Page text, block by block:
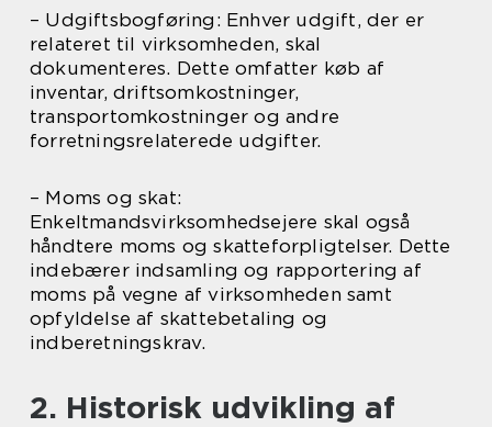
– Udgiftsbogføring: Enhver udgift, der er
relateret til virksomheden, skal
dokumenteres. Dette omfatter køb af
inventar, driftsomkostninger,
transportomkostninger og andre
forretningsrelaterede udgifter.
– Moms og skat:
Enkeltmandsvirksomhedsejere skal også
håndtere moms og skatteforpligtelser. Dette
indebærer indsamling og rapportering af
moms på vegne af virksomheden samt
opfyldelse af skattebetaling og
indberetningskrav.
2. Historisk udvikling af